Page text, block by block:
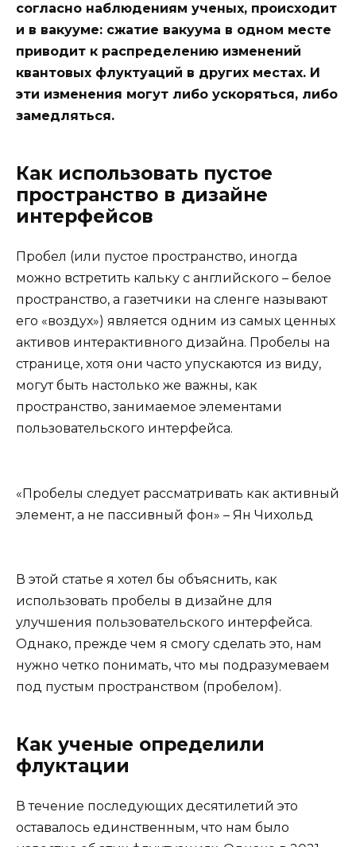
согласно наблюдениям ученых, происходит
и в вакууме: сжатие вакуума в одном месте
приводит к распределению изменений
квантовых флуктуаций в других местах. И
эти изменения могут либо ускоряться, либо
замедляться.
Как использовать пустое
пространство в дизайне
интерфейсов
Пробел (или пустое пространство, иногда
можно встретить кальку с английского – белое
пространство, а газетчики на сленге называют
его «воздух») является одним из самых ценных
активов интерактивного дизайна. Пробелы на
странице, хотя они часто упускаются из виду,
могут быть настолько же важны, как
пространство, занимаемое элементами
пользовательского интерфейса.
«Пробелы следует рассматривать как активный
элемент, а не пассивный фон» – Ян Чихольд
В этой статье я хотел бы объяснить, как
использовать пробелы в дизайне для
улучшения пользовательского интерфейса.
Однако, прежде чем я смогу сделать это, нам
нужно четко понимать, что мы подразумеваем
под пустым пространством (пробелом).
Как ученые определили
флуктации
В течение последующих десятилетий это
оставалось единственным, что нам было